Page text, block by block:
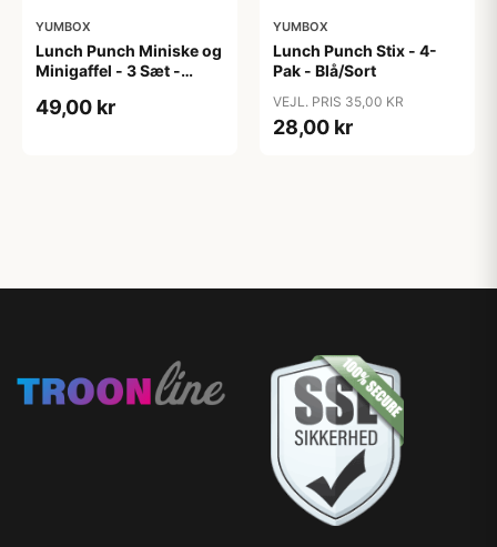
YUMBOX
Lunch Punch Miniske og
Minigaffel - 3 Sæt -
49,00 kr
YUMBOX
Lunch Punch Stix - 4-
Pak - Blå/Sort
VEJL. PRIS 35,00 KR
28,00 kr